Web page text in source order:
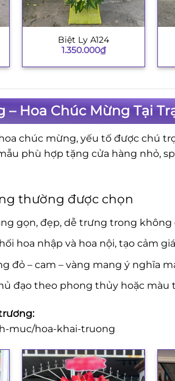
Biệt Ly A124
1.350.000₫
– Hoa Chúc Mừng Tại
chúc mừng, yếu tố được chú
phù hợp tặng cửa hàng nhỏ,
thường được chọn
gọn, đẹp, dễ trưng trong không
hoa nhập và hoa nội, tạo cảm
đỏ – cam – vàng mang ý nghĩa
đạo theo phong thủy hoặc màu
muc/hoa-khai-truong